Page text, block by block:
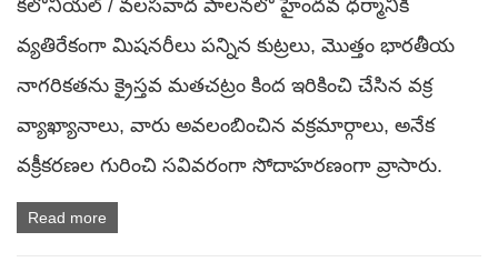
కలోనియల్ / వలసవాద పాలనలో హైందవ ధర్మానికి
వ్యతిరేకంగా మిషనరీలు పన్నిన కుట్రలు, మొత్తం భారతీయ
నాగరికతను క్రైస్తవ మతచట్రం కింద ఇరికించి చేసిన వక్ర
వ్యాఖ్యానాలు, వారు అవలంబించిన వక్రమార్గాలు, అనేక
వక్రీకరణల గురించి సవివరంగా సోదాహరణంగా వ్రాసారు.
Read more